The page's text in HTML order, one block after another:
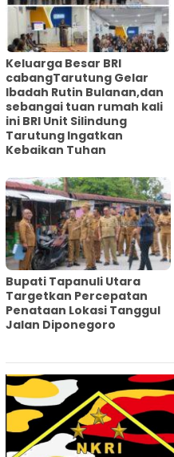
Keluarga Besar BRI
cabangTarutung Gelar
Ibadah Rutin Bulanan,dan
sebangai tuan rumah kali
ini BRI Unit Silindung
Tarutung Ingatkan
Kebaikan Tuhan
‎Bupati Tapanuli Utara
Targetkan Percepatan
Penataan Lokasi Tanggul
Jalan Diponegoro